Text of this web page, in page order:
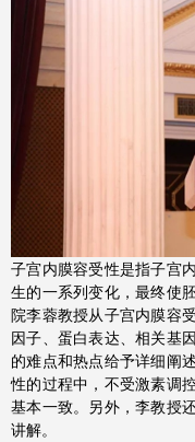
子宫内膜容受性是指子宫
生的一系列变化，最终使
院李蓉教授从子宫内膜容
因子、蛋白表达、相关基
的难点和热点给予详细阐
性的过程中，不受激素调
基本一致。另外，李教授
讲解。